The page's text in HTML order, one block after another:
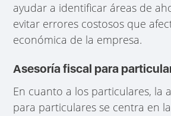
ayudar a identificar áreas de
evitar errores costosos que
económica de la empresa.
Asesoría fiscal para
En cuanto a los particulares, la
para particulares se centra en